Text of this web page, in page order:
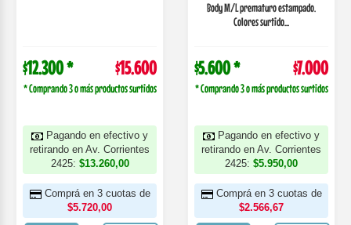
$12.300 * $15.600
* Comprando 3 o más productos surtidos
Pagando en efectivo y
retirando en Av. Corrientes
2425: $13.260,00
Comprá en 3 cuotas de
$5.720,00
Body M/L prematuro estampado.
Colores surtido...
$5.600 * $7.000
* Comprando 3 o más productos surtidos
Pagando en efectivo y
retirando en Av. Corrientes
2425: $5.950,00
Comprá en 3 cuotas de
$2.566,67